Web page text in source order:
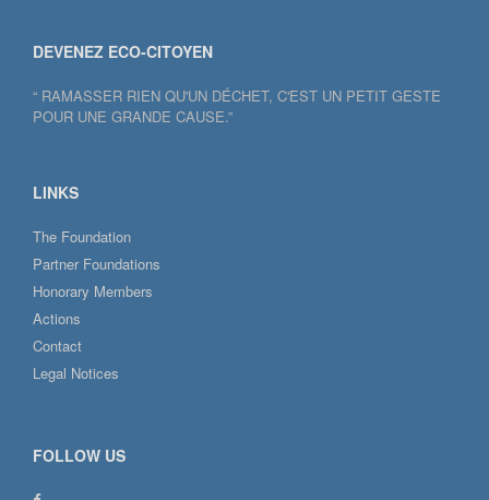
DEVENEZ ECO-CITOYEN
“ RAMASSER RIEN QU'UN DÉCHET, C'EST UN PETIT GESTE
POUR UNE GRANDE CAUSE.”
LINKS
The Foundation
Partner Foundations
Honorary Members
Actions
Contact
Legal Notices
FOLLOW US